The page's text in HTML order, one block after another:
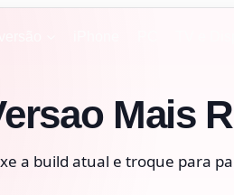
Mais
a build atual e troque para